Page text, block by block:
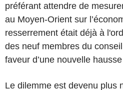
préférant attendre de
au Moyen-Orient sur
resserrement était déjà à
des neuf membres du
faveur d’une nouvelle
Le dilemme est devenu plus